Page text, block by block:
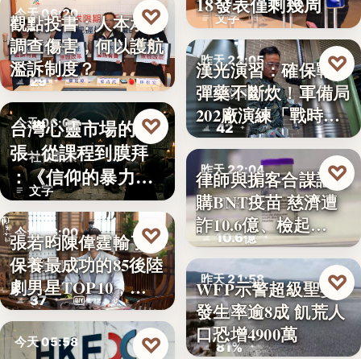
今天 06:20
教育政策
29
觀點投書：人本承認
調查傷害，何以護航
濫訴制度？
♡
今天 06:00
社會觀察
文字
台灣心靈市場的擴
張─從課程到膜拜
：《信仰的暴力》
選摘（3…
♡
今天 06:00
娛樂排行
37
張若昀陳偉霆輸了！
保養最成功的85後陸
劇男星TOP10，…
♡
今天 05:58 ♡
文字
昨天 22:05
國防軍事
42
漢光演習：確保戰時
彈藥不斷炊！軍備局
202廠演練「戰時
產…
♡
昨天 22:04
司法犯罪
10.6億
律師與掮客合謀誆可
購BNT疫苗 慈濟遭
詐10.6億、檢起…
♡
昨天 21:58
氣候警報
81%
WFP示警超級聖嬰
發生率逾8成 飢荒人
口恐增4900萬
♡